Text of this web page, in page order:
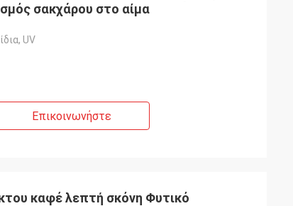
σακχάρου στο αίμα
UV
Επικοινωνήστε
καφέ λεπτή σκόνη Φυτικό